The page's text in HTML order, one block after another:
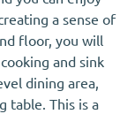
a sense of
floor, you will
and sink
dining area,
table. This is a